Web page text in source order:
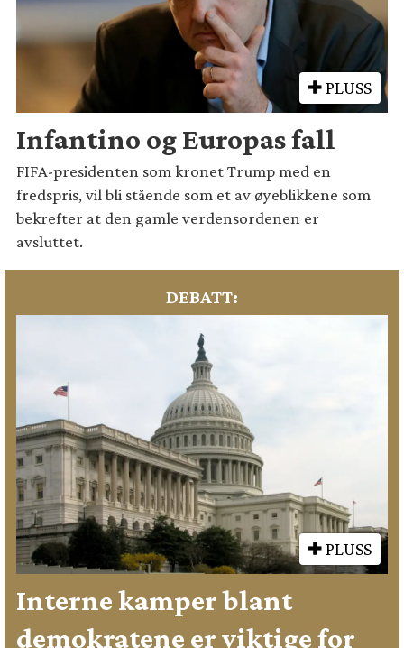
PLUSS
Infantino og Europas fall
FIFA-presidenten som kronet Trump med en
fredspris, vil bli stående som et av øyeblikkene som
bekrefter at den gamle verdensordenen er
avsluttet.
DEBATT:
PLUSS
Interne kamper blant
demokratene er viktige for